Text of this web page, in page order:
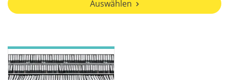
Auswählen